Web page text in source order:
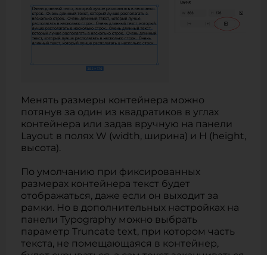
Менять размеры контейнера можно
потянув за один из квадратиков в углах
контейнера или задав вручную на панели
Layout в полях W (width, ширина) и H (height,
высота).
По умолчанию при фиксированных
размерах контейнера текст будет
отображаться, даже если он выходит за
рамки. Но в дополнительных настройках на
панели Typography можно выбрать
параметр Truncate text, при котором часть
текста, не помещающаяся в контейнер,